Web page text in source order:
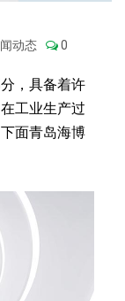
动态 0
，具备着许
工业生产过
面青岛海博